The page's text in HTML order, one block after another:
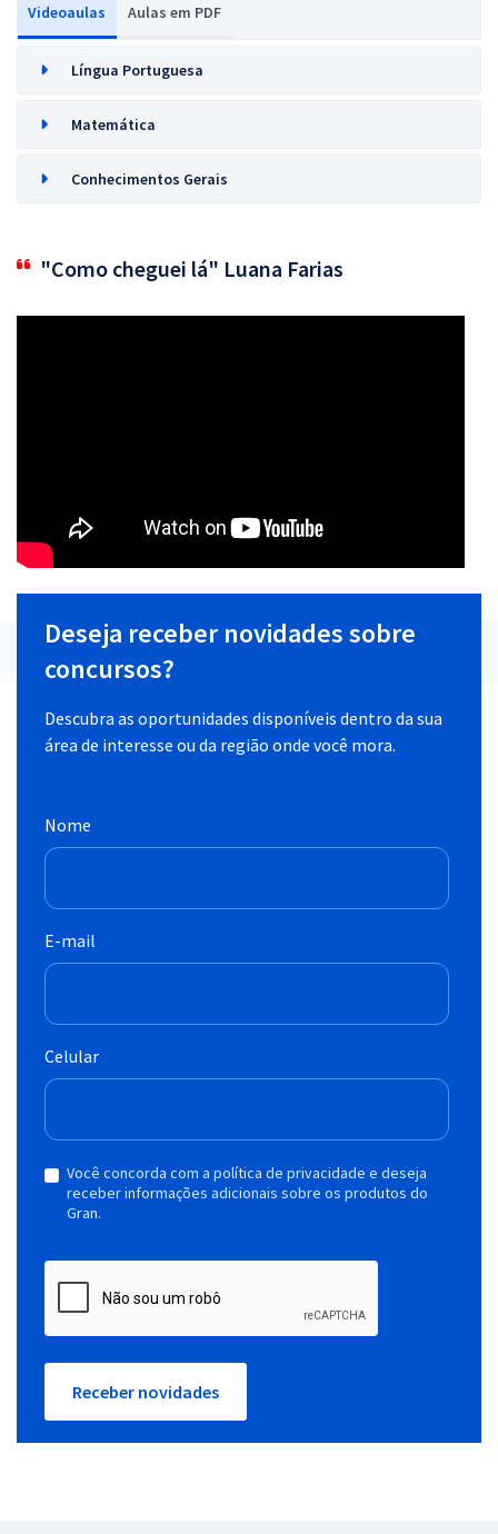
Videoaulas Aulas em PDF
Língua Portuguesa
Matemática
Conhecimentos Gerais
"Como cheguei lá" Luana Farias
Deseja receber novidades sobre
concursos?
Descubra as oportunidades disponíveis dentro da sua
área de interesse ou da região onde você mora.
Nome
E-mail
Celular
Você concorda com a política de privacidade e deseja
receber informações adicionais sobre os produtos do
Gran.
Receber novidades